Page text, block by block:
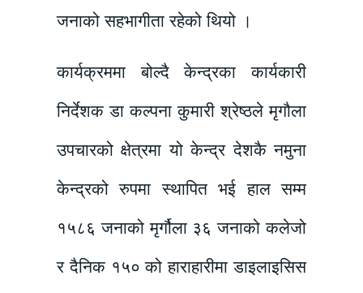
जनाको सहभागीता रहेको थियो ।
कार्यक्रममा बोल्दै केन्द्रका कार्यकारी
निर्देशक डा कल्पना कुमारी श्रेष्ठले मृगौला
उपचारको क्षेत्रमा यो केन्द्र देशकै नमुना
केन्द्रको रुपमा स्थापित भई हाल सम्म
१५८६ जनाको मृर्गौला ३६ जनाको कलेजो
र दैनिक १५० को हाराहारीमा डाइलाइसिस